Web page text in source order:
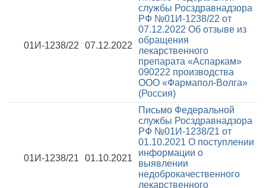
01И-1238/22 07.12.2022
службы Росздравнадзора
РФ №01И-1238/22 от
07.12.2022 Об отзыве из
обращения
лекарственного
препарата «Аспаркам»
090222 производства
ООО «Фармапол-Волга»
(Россия)
01И-1238/21 01.10.2021
Письмо Федеральной
службы Росздравнадзора
РФ №01И-1238/21 от
01.10.2021 О поступлении
информации о
выявлении
недоброкачественного
лекарственного